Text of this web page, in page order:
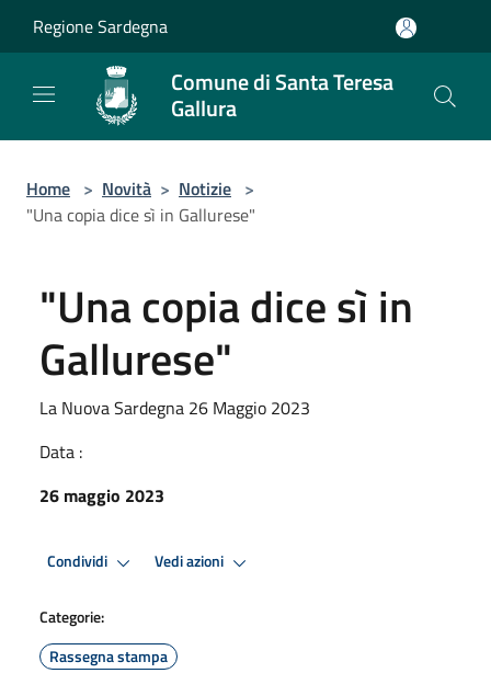
Regione Sardegna
Comune di Santa Teresa
Gallura
Home > Novità > Notizie >
"Una copia dice sì in Gallurese"
"Una copia dice sì in
Gallurese"
La Nuova Sardegna 26 Maggio 2023
Data :
26 maggio 2023
Condividi Vedi azioni
Categorie:
Rassegna stampa